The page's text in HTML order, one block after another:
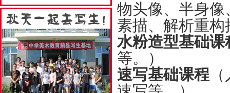
物头像、半身
素描、解析重
水粉造型基础课
等。）
速写基础课程